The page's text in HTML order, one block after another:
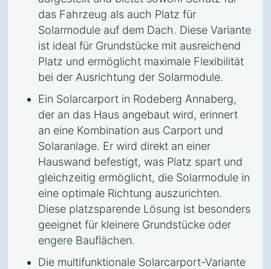
das Fahrzeug als auch Platz für
Solarmodule auf dem Dach. Diese Variante
ist ideal für Grundstücke mit ausreichend
Platz und ermöglicht maximale Flexibilität
bei der Ausrichtung der Solarmodule.
Ein Solarcarport in Rodeberg Annaberg,
der an das Haus angebaut wird, erinnert
an eine Kombination aus Carport und
Solaranlage. Er wird direkt an einer
Hauswand befestigt, was Platz spart und
gleichzeitig ermöglicht, die Solarmodule in
eine optimale Richtung auszurichten.
Diese platzsparende Lösung ist besonders
geeignet für kleinere Grundstücke oder
engere Bauflächen.
Die multifunktionale Solarcarport-Variante